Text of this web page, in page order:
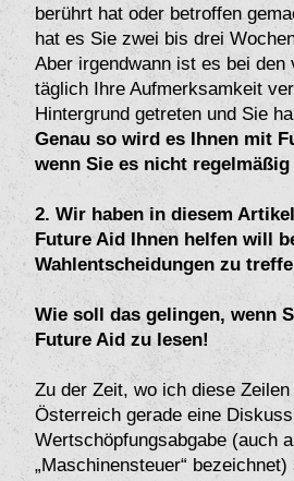
berührt hat oder betroffen
hat es Sie zwei bis drei
Aber irgendwann ist es bei den
täglich Ihre Aufmerksamkeit
Hintergrund getreten und Sie
Genau so wird es Ihnen mit
wenn Sie es nicht regelmäßig
2. Wir haben in diesem
Future Aid Ihnen helfen will
Wahlentscheidungen zu
Wie soll das gelingen, wenn
Future Aid zu lesen!
Zu der Zeit, wo ich diese
Österreich gerade eine
Wertschöpfungsabgabe (auch
„Maschinensteuer“